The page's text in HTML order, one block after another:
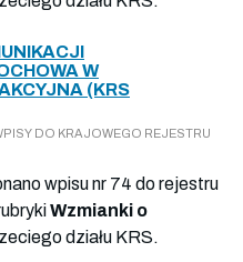
W
(KRS
DO KRAJOWEGO REJESTRU
wpisu nr 74 do rejestru
Wzmianki o
działu KRS.